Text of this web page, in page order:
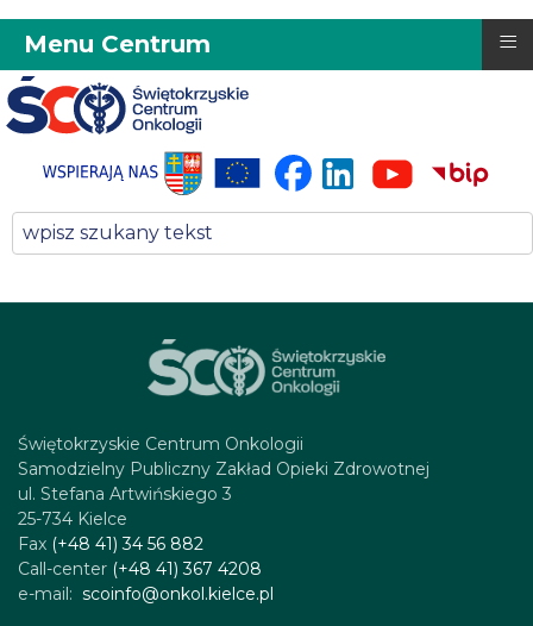
Menu Centrum ≡
Świętokrzyskie Centrum Onkologii
Samodzielny Publiczny Zakład Opieki Zdrowotnej
ul. Stefana Artwińskiego 3
25-734 Kielce
Fax (+48 41) 34 56 882
Call-center (+48 41) 367 4208
e-mail: scoinfo@onkol.kielce.pl